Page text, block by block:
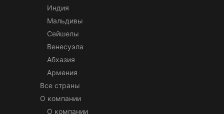
Индия
Мальдивы
Сейшелы
Венесуэла
Абхазия
Армения
Все страны
О компании
О компании